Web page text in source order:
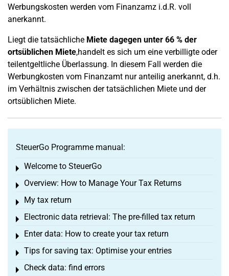
Werbungskosten werden vom Finanzamz i.d.R. voll
anerkannt.
Liegt die tatsächliche Miete dagegen unter 66 % der
ortsüblichen Miete,handelt es sich um eine verbilligte oder
teilentgeltliche Überlassung. In diesem Fall werden die
Werbungkosten vom Finanzamt nur anteilig anerkannt, d.h.
im Verhältnis zwischen der tatsächlichen Miete und der
ortsüblichen Miete.
SteuerGo Programme manual:
Welcome to SteuerGo
Toggle menu
Overview: How to Manage Your Tax Returns
Toggle menu
My tax return
Toggle menu
Electronic data retrieval: The pre-filled tax return
Toggle menu
Enter data: How to create your tax return
Toggle menu
Tips for saving tax: Optimise your entries
Toggle menu
Check data: find errors
Toggle menu